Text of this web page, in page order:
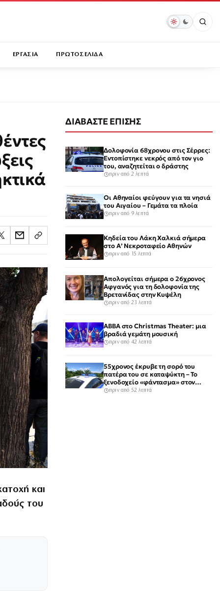
ΕΡΓΑΣΙΑ ΠΡΩΤΟΣΕΛΙΔΑ
και
του
ΔΙΑΒΑΣΤΕ ΕΠΙΣΗΣ
Δολοφονία 68χρονου στις Σέρρες:
Εντοπίστηκε νεκρός από τον γιο
του, αναζητείται ο δράστης
πριν από 2 λεπτά
Οι Αθηναίοι φεύγουν για τα νησιά
του Αιγαίου – Γεμάτα τα πλοία
πριν από 9 λεπτά
Κηδεία του Λάκη Χαλκιά σήμερα
στο Α’ Νεκροταφείο Αθηνών
πριν από 15 λεπτά
Απολογείται σήμερα ο 26χρονος
Αφγανός για τη δολοφονία της
Βρετανίδας στην Κυψέλη
πριν από 23 λεπτά
ABBA στο Christmas Theater: μια
βραδιά γεμάτη μουσική
πριν από 42 λεπτά
55χρονος έκρυβε τη σορό του
πατέρα του σε καταψύκτη – Το
ξενοδοχείο «φάντασμα» στον
Μυστρά και οι πινακίδες
πριν από 52 λεπτά